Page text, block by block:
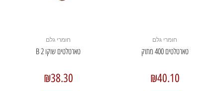
חומרי גלם
טארטלטים 400 מתוק
₪40.10
חומרי גלם
טארטלטים שוקו B 2
₪38.30